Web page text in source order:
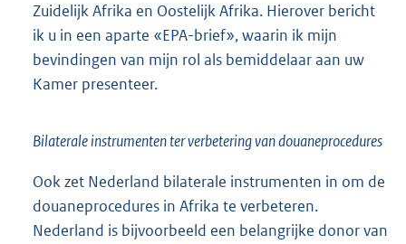
Zuidelijk Afrika en Oostelijk Afrika. Hierover bericht
ik u in een aparte «EPA-brief», waarin ik mijn
bevindingen van mijn rol als bemiddelaar aan uw
Kamer presenteer.
Bilaterale instrumenten ter verbetering van douaneprocedures
Ook zet Nederland bilaterale instrumenten in om de
douaneprocedures in Afrika te verbeteren.
Nederland is bijvoorbeeld een belangrijke donor van